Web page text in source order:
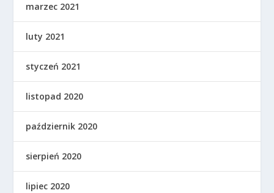
marzec 2021
luty 2021
styczeń 2021
listopad 2020
październik 2020
sierpień 2020
lipiec 2020